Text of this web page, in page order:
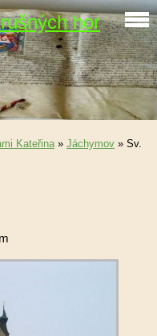
hor
Kateřina» Jáchymov » Sv.